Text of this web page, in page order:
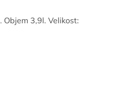
Objem 3,9l. Velikost: